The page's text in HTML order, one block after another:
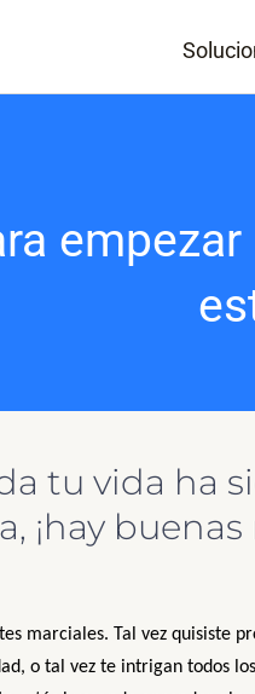
tu vida ha
¡hay
marciales. Tal vez quisiste
o tal vez te intrigan todos